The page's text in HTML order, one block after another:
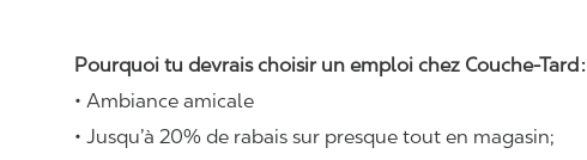
Pourquoi tu devrais choisir un emploi chez Couche-Tard :
• Ambiance amicale
• Jusqu’à 20% de rabais sur presque tout en magasin;